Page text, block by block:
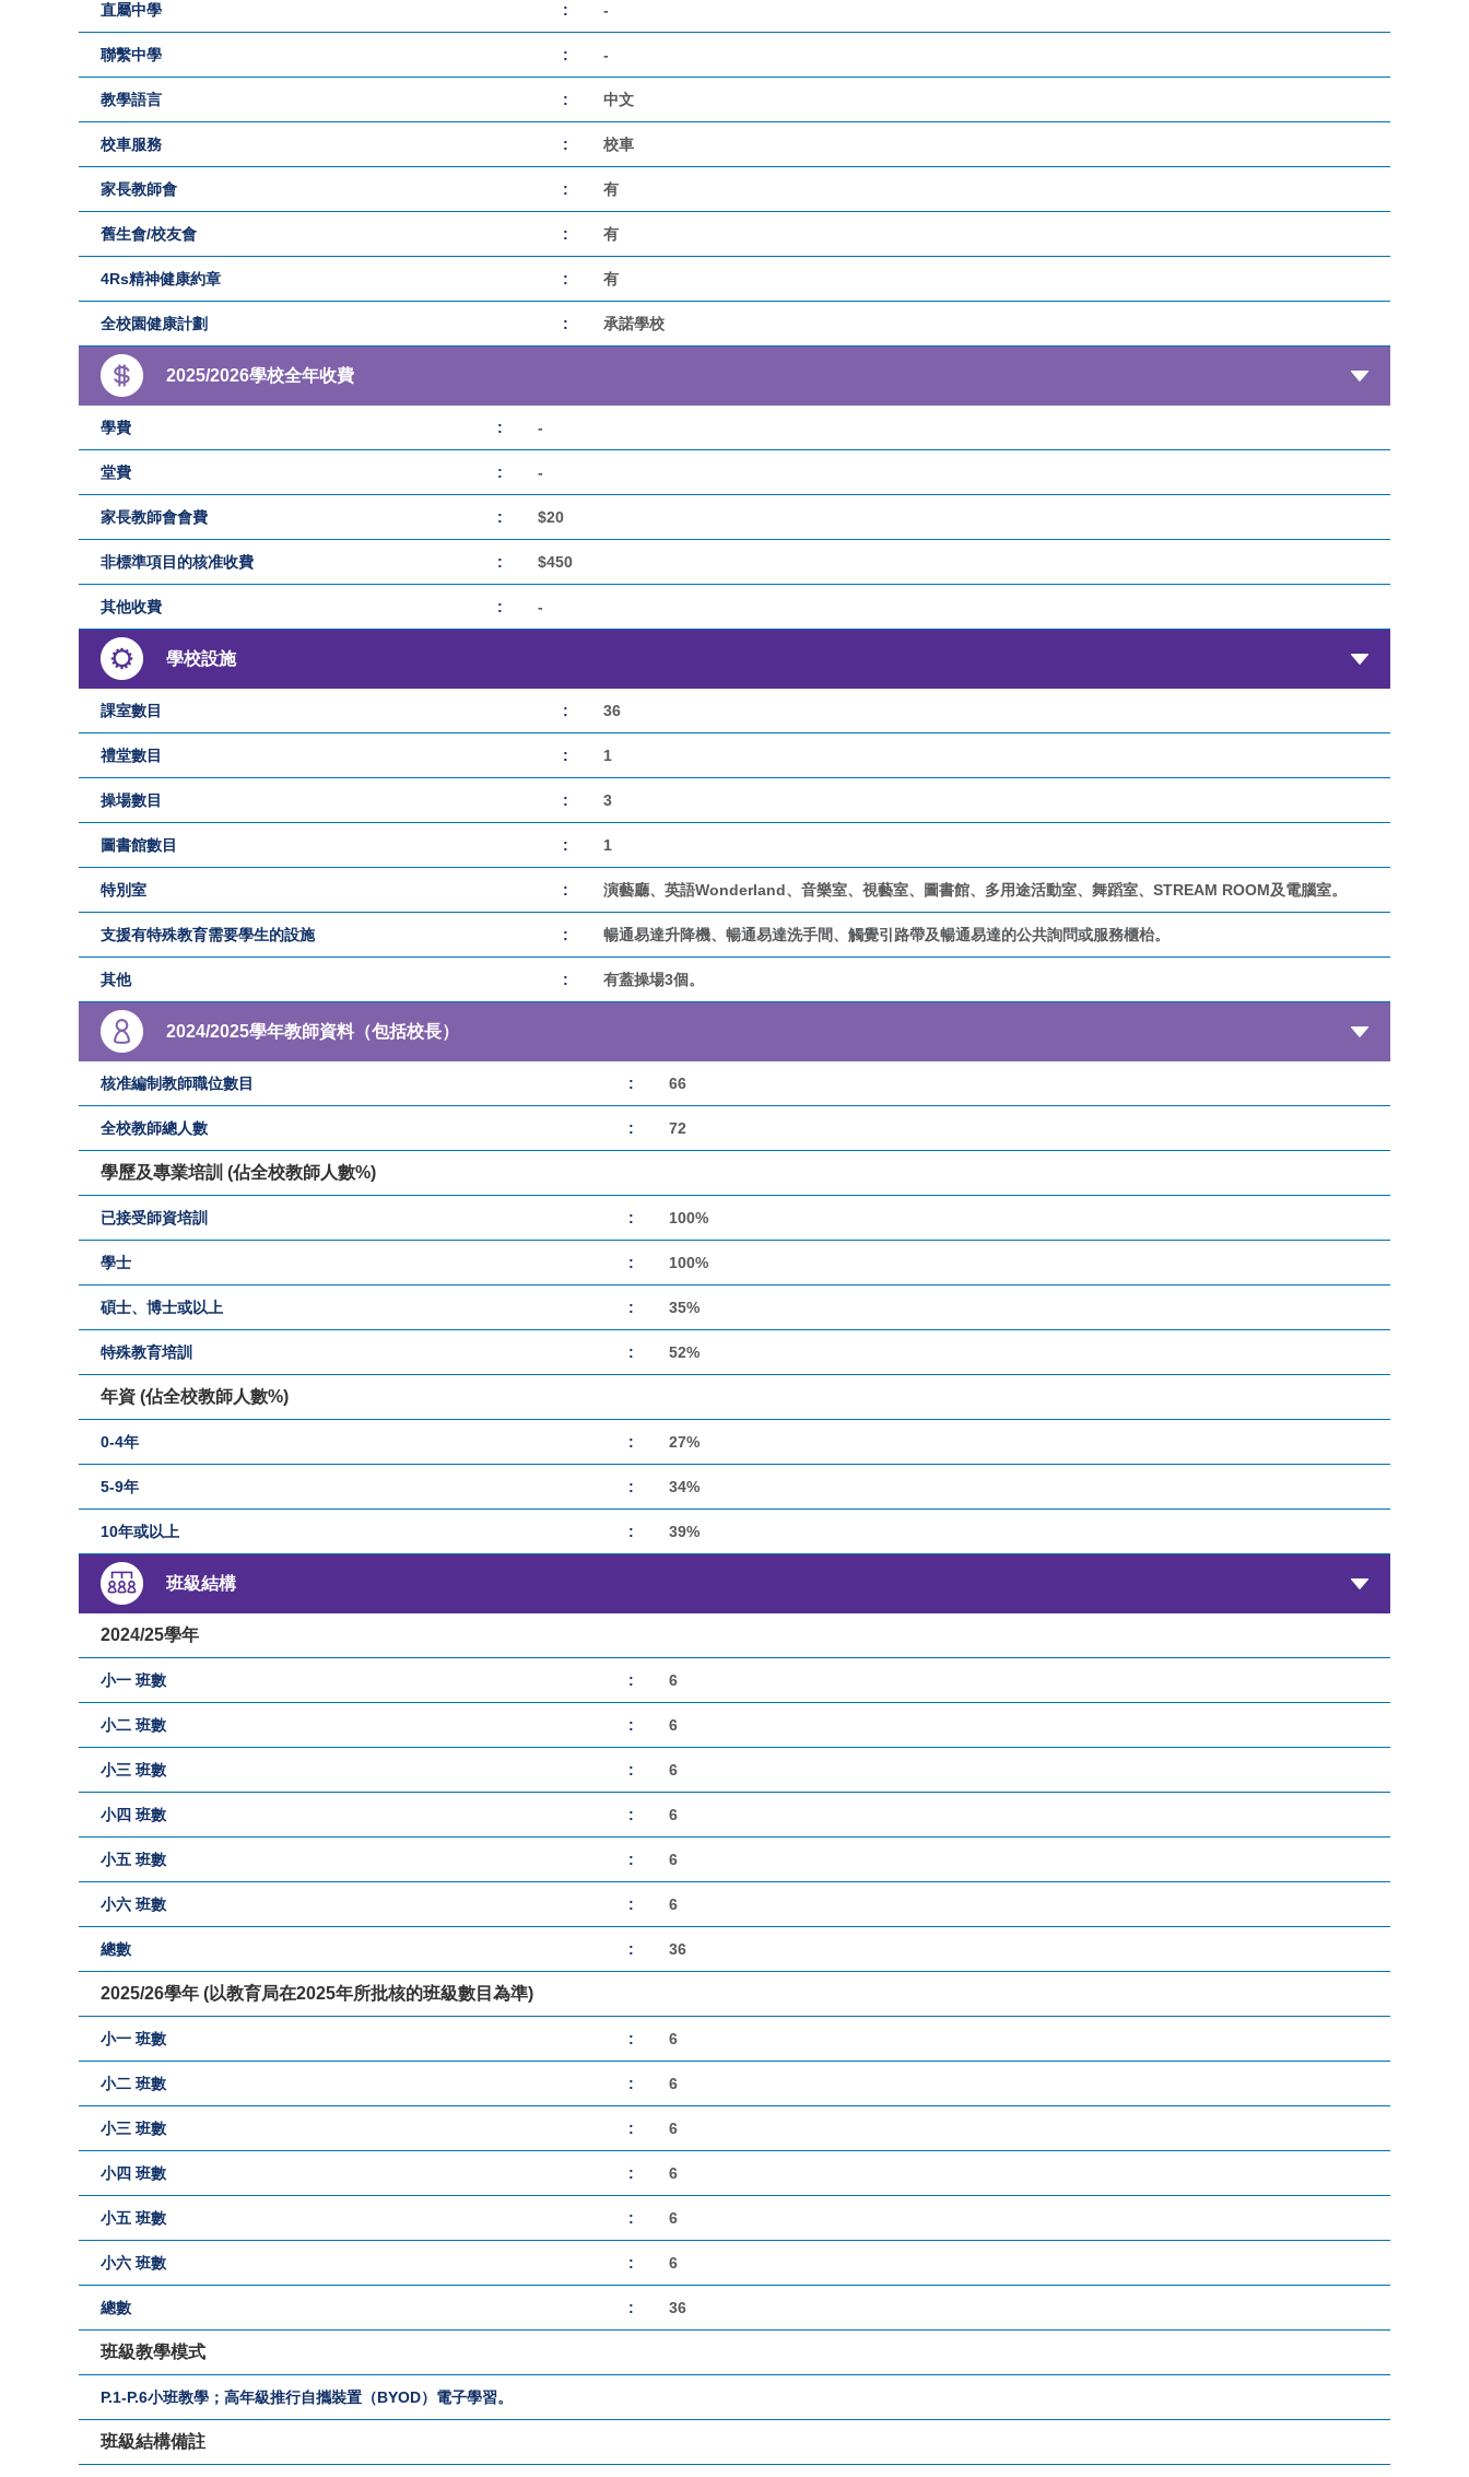
直屬中學 : -
聯繫中學 : -
教學語言 : 中文
校車服務 : 校車
家長教師會 : 有
舊生會/校友會 : 有
4Rs精神健康約章 : 有
全校園健康計劃 : 承諾學校
2025/2026學校全年收費
學費 : -
堂費 : -
家長教師會會費 : $20
非標準項目的核准收費 : $450
其他收費 : -
學校設施
課室數目 : 36
禮堂數目 : 1
操場數目 : 3
圖書館數目 : 1
特別室 : 演藝廳、英語Wonderland、音樂室、視藝室、圖書館、多用途活動室、舞蹈室、STREAM ROOM及電腦室。
支援有特殊教育需要學生的設施 : 暢通易達升降機、暢通易達洗手間、觸覺引路帶及暢通易達的公共詢問或服務櫃枱。
其他 : 有蓋操場3個。
2024/2025學年教師資料（包括校長）
核准編制教師職位數目 : 66
全校教師總人數 : 72
學歷及專業培訓 (佔全校教師人數%)
已接受師資培訓 : 100%
學士 : 100%
碩士、博士或以上 : 35%
特殊教育培訓 : 52%
年資 (佔全校教師人數%)
0-4年 : 27%
5-9年 : 34%
10年或以上 : 39%
班級結構
2024/25學年
小一 班數 : 6
小二 班數 : 6
小三 班數 : 6
小四 班數 : 6
小五 班數 : 6
小六 班數 : 6
總數 : 36
2025/26學年 (以教育局在2025年所批核的班級數目為準)
小一 班數 : 6
小二 班數 : 6
小三 班數 : 6
小四 班數 : 6
小五 班數 : 6
小六 班數 : 6
總數 : 36
班級教學模式
P.1-P.6小班教學；高年級推行自攜裝置（BYOD）電子學習。
班級結構備註